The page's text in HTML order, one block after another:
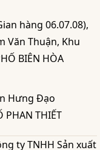
hàng 06.07.08),
Văn Thuận, Khu
BIÊN HÒA
Hưng Đạo
PHAN THIẾT
ty TNHH Sản xuất